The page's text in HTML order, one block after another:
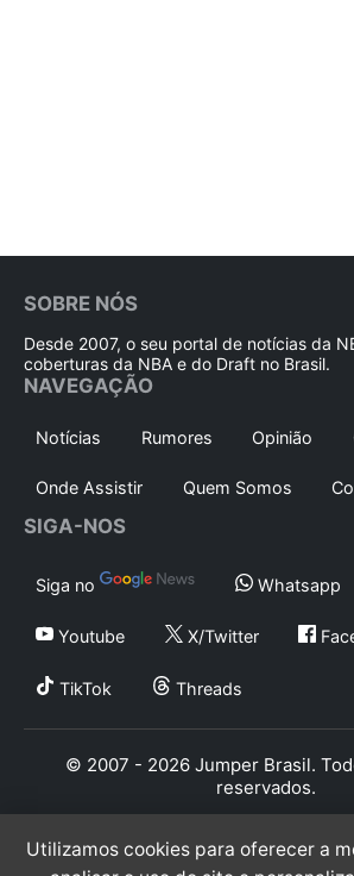
SOBRE NÓS
Desde 2007, o seu portal de notícias da
coberturas da NBA e do Draft no Brasil.
NAVEGAÇÃO
Notícias Rumores Opinião
Onde Assistir Quem Somos
SIGA-NOS
Siga no Whatsapp
Youtube X/Twitter
TikTok Threads
© 2007 - 2026 Jumper Brasil.
reservados.
Utilizamos cookies para oferecer a